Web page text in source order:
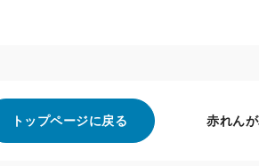
トップページに戻る 赤れん